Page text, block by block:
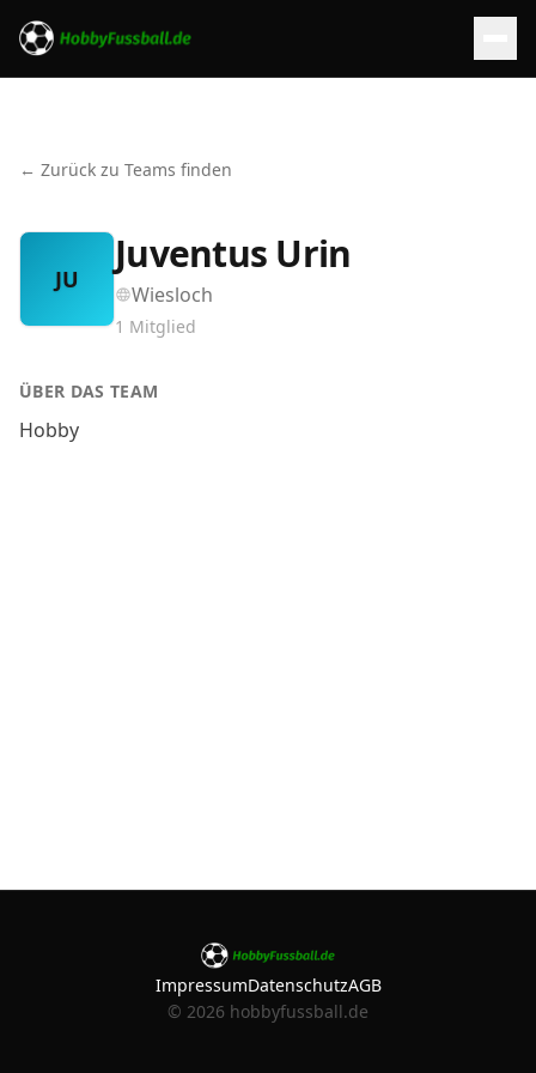
← Zurück zu Teams finden
JU
Juventus Urin
Wiesloch
1 Mitglied
ÜBER DAS TEAM
Hobby
ImpressumDatenschutzAGB
© 2026 hobbyfussball.de